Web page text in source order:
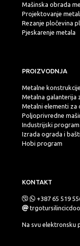
Mašinska obrada
Projektovanje
Rezanje pločevina
Pjeskarenje metala
PROIZVODNJA
Metalne konstrukcije
Metalna galanterija
Metalni elementi za
Poljoprivredne
Industrijski program
Izrada ograda i bašti
Hobi program
KONTAKT
+387 65 519
Na svu elektronsku